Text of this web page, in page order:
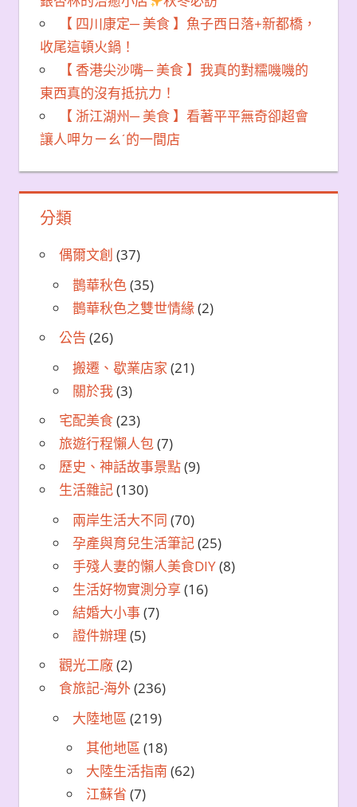
【 四川康定─ 美食 】魚子西日落+新都橋，
收尾這頓火鍋！
【 香港尖沙嘴─ 美食 】我真的對糯嘰嘰的
東西真的沒有抵抗力！
【 浙江湖州─ 美食 】看著平平無奇卻超會
讓人呷ㄉㄧㄠˊ的一間店
分類
偶爾文創 (37)
鵲華秋色(35)
鵲華秋色之雙世情緣(2)
公告 (26)
搬遷、歇業店家 (21)
關於我(3)
宅配美食(23)
旅遊行程懶人包(7)
歷史、神話故事景點(9)
生活雜記(130)
兩岸生活大不同 (70)
孕產與育兒生活筆記(25)
手殘人妻的懶人美食DIY(8)
生活好物實測分享 (16)
結婚大小事(7)
證件辦理 (5)
觀光工廠(2)
食旅記-海外(236)
大陸地區 (219)
其他地區 (18)
大陸生活指南 (62)
江蘇省 (7)